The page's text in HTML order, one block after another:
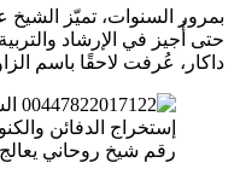
بمرور السنوات، تميّز
حتى أُجيز في الإرشاد
داكار، عُرفت لاحقًا باسم
رقم شيخ روحاني